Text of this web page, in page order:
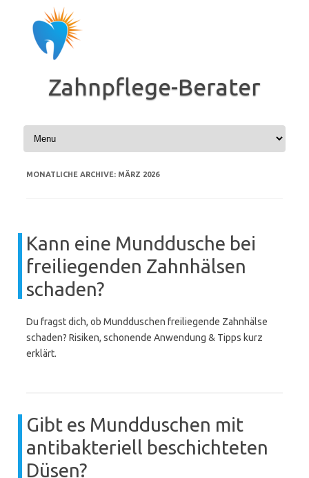
springen
Zahnpflege-Berater
MONATLICHE ARCHIVE: MÄRZ 2026
Kann eine Munddusche bei
freiliegenden Zahnhälsen
schaden?
Du fragst dich, ob Mundduschen freiliegende Zahnhälse
schaden? Risiken, schonende Anwendung & Tipps kurz
erklärt.
Gibt es Mundduschen mit
antibakteriell beschichteten
Düsen?